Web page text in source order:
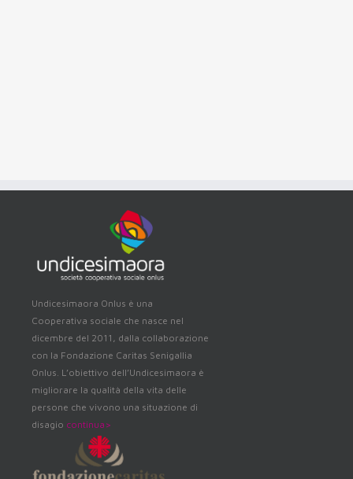
Undicesimaora Onlus è una
Cooperativa sociale che nasce nel
dicembre del 2011, dalla collaborazione
con la Fondazione Caritas Senigallia
Onlus. L’obiettivo dell’Undicesimaora è
migliorare la qualità della vita delle
persone che vivono una situazione di
disagio continua >